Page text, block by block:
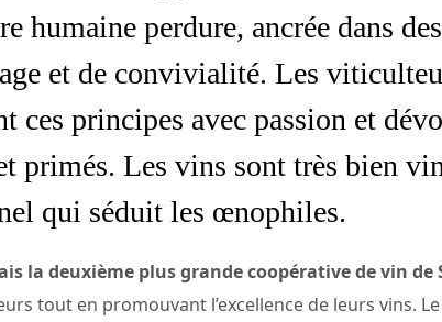
humaine perdure, ancrée dans
et de convivialité. Les
ces principes avec passion et
primés. Les vins sont très bien
qui séduit les œnophiles.
la deuxième plus grande coopérative de vin de
tout en promouvant l’excellence de leurs vins.